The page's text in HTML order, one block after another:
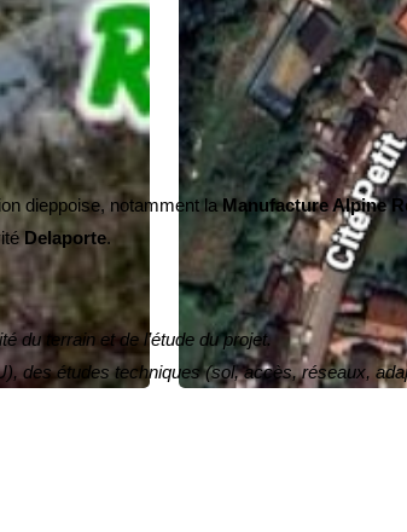
dieppoise, notamment laManufacture Alpine
Delaporte.
du terrain et de l’étude du projet.
des études techniques (sol, accès, réseaux,